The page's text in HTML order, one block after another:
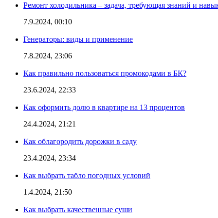
Ремонт холодильника – задача, требующая знаний и
7.9.2024, 00:10
Генераторы: виды и применение
7.8.2024, 23:06
Как правильно пользоваться промокодами в БК?
23.6.2024, 22:33
Как оформить долю в квартире на 13 процентов
24.4.2024, 21:21
Как облагородить дорожки в саду
23.4.2024, 23:34
Как выбрать табло погодных условий
1.4.2024, 21:50
Как выбрать качественные суши